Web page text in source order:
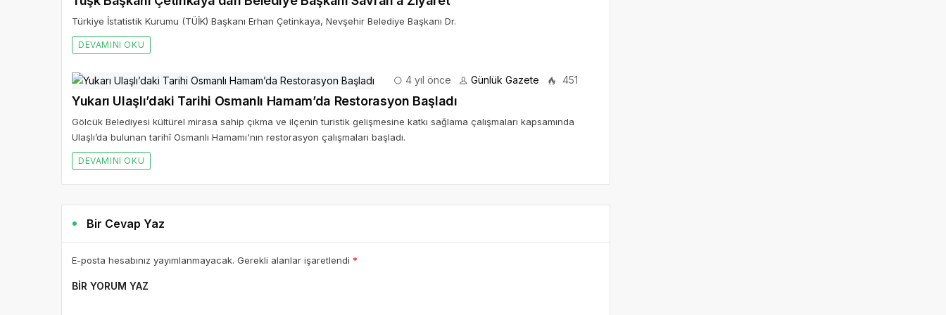
Türkiye İstatistik Kurumu (TÜİK) Başkanı Erhan Çetinkaya, Nevşehir Belediye Başkanı Dr.
DEVAMINI OKU
4 yıl önce Günlük Gazete 451
Yukarı Ulaşlı’daki Tarihi Osmanlı Hamam’da Restorasyon Başladı
Gölcük Belediyesi kültürel mirasa sahip çıkma ve ilçenin turistik gelişmesine katkı sağlama çalışmaları kapsamında
Ulaşlı’da bulunan tarihî Osmanlı Hamamı'nın restorasyon çalışmaları başladı.
DEVAMINI OKU
Bir Cevap Yaz
E-posta hesabınız yayımlanmayacak. Gerekli alanlar işaretlendi *
BIR YORUM YAZ